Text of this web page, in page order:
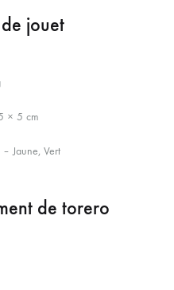
jouet
× 5 cm
– Jaune, Vert
de torero